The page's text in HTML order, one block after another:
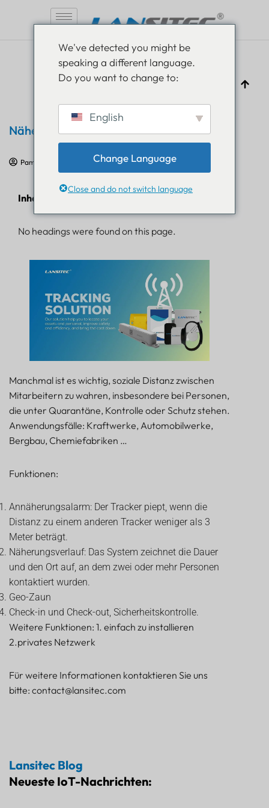
Näherungserkennung und Alarmlösung
Pam Luthra 16. April 2020 Tracking-Lösungen
Inhaltsverzeichnis
No headings were found on this page.
Manchmal ist es wichtig, soziale Distanz zwischen
Mitarbeitern zu wahren, insbesondere bei Personen,
die unter Quarantäne, Kontrolle oder Schutz stehen.
Anwendungsfälle: Kraftwerke, Automobilwerke,
Bergbau, Chemiefabriken …
Funktionen:
Annäherungsalarm: Der Tracker piept, wenn die
Distanz zu einem anderen Tracker weniger als 3
Meter beträgt.
Näherungsverlauf: Das System zeichnet die Dauer
und den Ort auf, an dem zwei oder mehr Personen
kontaktiert wurden.
Geo-Zaun
Check-in und Check-out, Sicherheitskontrolle.
Weitere Funktionen: 1. einfach zu installieren
2.privates Netzwerk
Für weitere Informationen kontaktieren Sie uns
bitte: contact@lansitec.com
Lansitec Blog
Neueste IoT-Nachrichten:
We've detected you might be
speaking a different language.
Do you want to change to:
English
Change Language
Close and do not switch language